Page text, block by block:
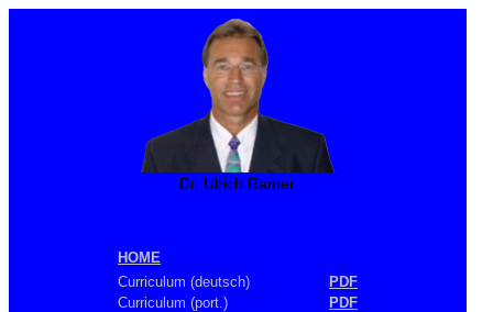
Dr. Ulrich Ramer
HOME
Curriculum (deutsch)
PDF
Curriculum (port.)
PDF